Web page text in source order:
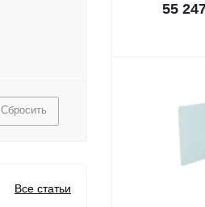
55
Сбросить
Все статьи